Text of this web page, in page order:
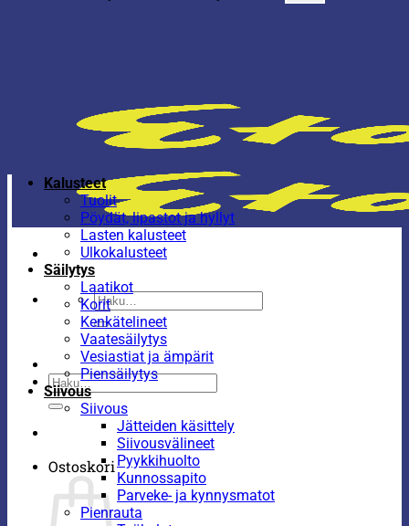
Etsi:
Etsi:
Ostoskori
Kalusteet
Tuolit
Pöydät, lipastot ja hyllyt
Lasten kalusteet
Ulkokalusteet
Säilytys
Laatikot
Korit
Kenkätelineet
Vaatesäilytys
Vesiastiat ja ämpärit
Piensäilytys
Siivous
Siivous
Jätteiden käsittely
Siivousvälineet
Pyykkihuolto
Kunnossapito
Parveke- ja kynnysmatot
Pienrauta